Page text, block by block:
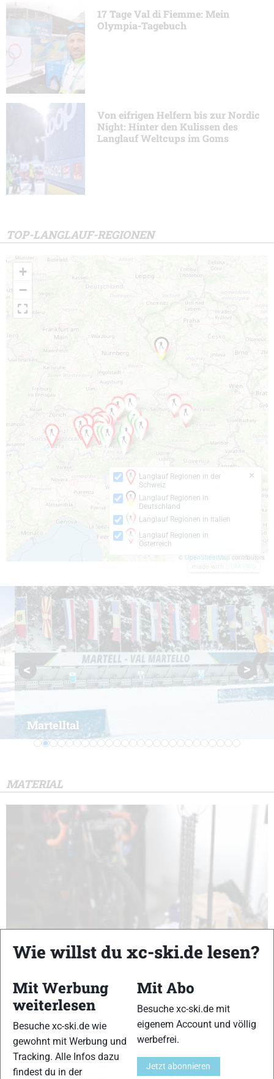
17 Tage Val di Fiemme: Mein
Olympia-Tagebuch
Von eifrigen Helfern bis zur Nordic
Night: Hinter den Kulissen des
Langlauf Weltcups im Goms
TOP-LANGLAUF-REGIONEN
+
−
© OpenStreetMap contributors
✕
Langlauf Regionen in der
Schweiz
Langlauf Regionen in
Deutschland
Langlauf Regionen in Italien
Langlauf Regionen in
Österreich
OUM PRO
Martelltal
MATERIAL
Fahrradkette wachsen: Da gibt’s doch was
von HWK?!
Der Frühling ist da und mit ihm das Radtraining auch für
Skilangläufer. Das macht am meisten Laune mit gut rotierender Kette
und damit das so bleibt, hat sich das Wachsen des Antriebs
Wie willst du xc-ski.de lesen?
Mit Werbung
weiterlesen
Besuche xc-ski.de wie
gewohnt mit Werbung und
Tracking. Alle Infos dazu
findest du in der
Mit Abo
Besuche xc-ski.de mit
eigenem Account und völlig
werbefrei.
Jetzt abonnieren